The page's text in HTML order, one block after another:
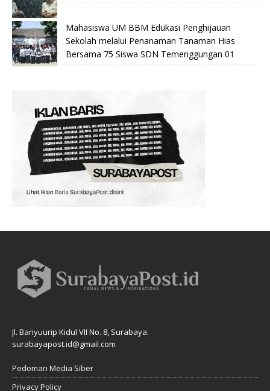
Mahasiswa UM BBM Edukasi Penghijauan
Sekolah melalui Penanaman Tanaman Hias
Bersama 75 Siswa SDN Temenggungan 01
Jl. Banyuurip Kidul VII No. 8, Surabaya.
surabayapost.id@gmail.com
Pedoman Media Siber
Privacy Policy